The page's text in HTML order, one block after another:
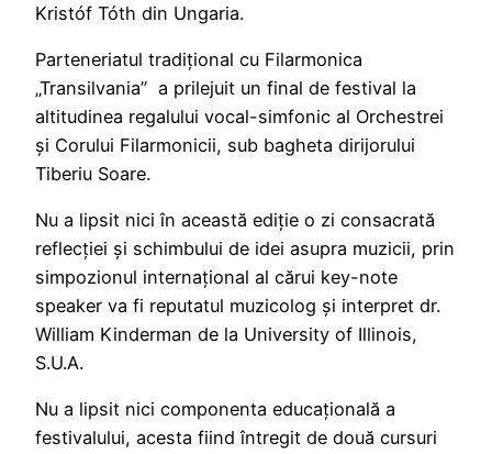
Kristóf Tóth din Ungaria.
Parteneriatul tradițional cu Filarmonica
„Transilvania” a prilejuit un final de festival la
altitudinea regalului vocal-simfonic al Orchestrei
și Corului Filarmonicii, sub bagheta dirijorului
Tiberiu Soare.
Nu a lipsit nici în această ediție o zi consacrată
reflecției și schimbului de idei asupra muzicii, prin
simpozionul internațional al cărui key-note
speaker va fi reputatul muzicolog și interpret dr.
William Kinderman de la University of Illinois,
S.U.A.
Nu a lipsit nici componenta educațională a
festivalului, acesta fiind întregit de două cursuri